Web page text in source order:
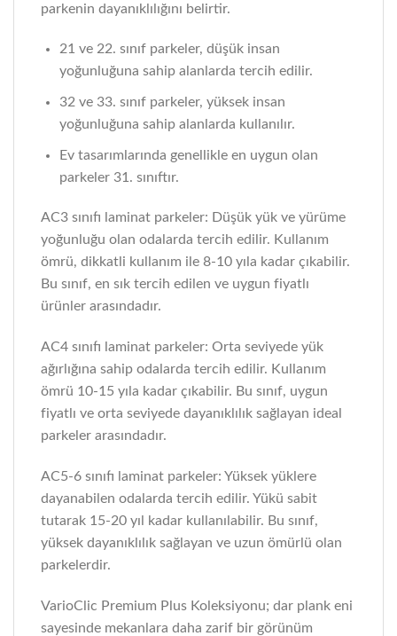
parkenin dayanıklılığını belirtir.
21 ve 22. sınıf parkeler, düşük insan
yoğunluğuna sahip alanlarda tercih edilir.
32 ve 33. sınıf parkeler, yüksek insan
yoğunluğuna sahip alanlarda kullanılır.
Ev tasarımlarında genellikle en uygun olan
parkeler 31. sınıftır.
AC3 sınıfı laminat parkeler: Düşük yük ve yürüme
yoğunluğu olan odalarda tercih edilir. Kullanım
ömrü, dikkatli kullanım ile 8-10 yıla kadar çıkabilir.
Bu sınıf, en sık tercih edilen ve uygun fiyatlı
ürünler arasındadır.
AC4 sınıfı laminat parkeler: Orta seviyede yük
ağırlığına sahip odalarda tercih edilir. Kullanım
ömrü 10-15 yıla kadar çıkabilir. Bu sınıf, uygun
fiyatlı ve orta seviyede dayanıklılık sağlayan ideal
parkeler arasındadır.
AC5-6 sınıfı laminat parkeler: Yüksek yüklere
dayanabilen odalarda tercih edilir. Yükü sabit
tutarak 15-20 yıl kadar kullanılabilir. Bu sınıf,
yüksek dayanıklılık sağlayan ve uzun ömürlü olan
parkelerdir.
VarioClic Premium Plus Koleksiyonu; dar plank eni
sayesinde mekanlara daha zarif bir görünüm